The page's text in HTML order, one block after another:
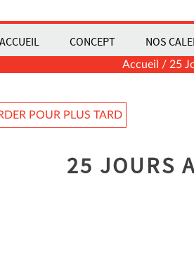
ACCUEIL CONCEPT NOS
Accueil / 25
POUR PLUS TARD
25 JOURS